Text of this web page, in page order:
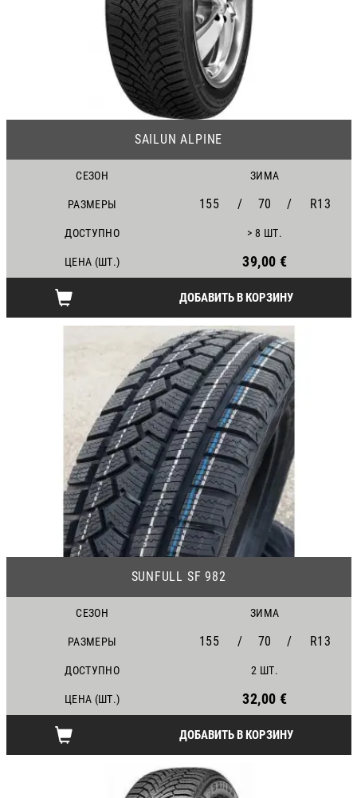
SAILUN ALPINE
СЕЗОН ЗИМА
РАЗМЕРЫ 155 / 70 / R13
ДОСТУПНО > 8 ШТ.
ЦЕНА (ШТ.) 39,00 €
ДОБАВИТЬ В КОРЗИНУ
SUNFULL SF 982
СЕЗОН ЗИМА
РАЗМЕРЫ 155 / 70 / R13
ДОСТУПНО 2 ШТ.
ЦЕНА (ШТ.) 32,00 €
ДОБАВИТЬ В КОРЗИНУ